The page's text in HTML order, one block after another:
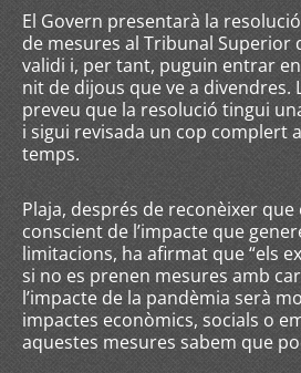
El Govern presentarà la
de mesures al Tribunal Superior
validi i, per tant, puguin entrar
nit de dijous que ve a divendres.
preveu que la resolució tingui
i sigui revisada un cop complert
temps.
Plaja, després de reconèixer que
conscient de l’impacte que
limitacions, ha afirmat que “els
si no es prenen mesures amb
l’impacte de la pandèmia serà
impactes econòmics, socials o
aquestes mesures sabem que